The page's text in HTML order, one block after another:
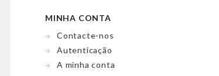
MINHA CONTA
Contacte-nos
Autenticação
A minha conta